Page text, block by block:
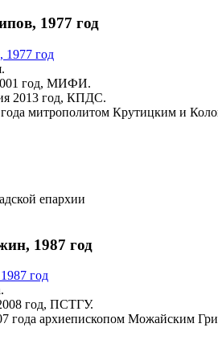
1977 год
год, МИФИ.
2013 год, КПДС.
года митрополитом Крутицким и
епархии
1987 год
год, ПСТГУ.
года архиепископом Можайским